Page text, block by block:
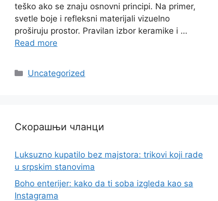
teško ako se znaju osnovni principi. Na primer,
svetle boje i refleksni materijali vizuelno
proširuju prostor. Pravilan izbor keramike i …
Read more
Categories
Uncategorized
Скорашњи чланци
Luksuzno kupatilo bez majstora: trikovi koji rade
u srpskim stanovima
Boho enterijer: kako da ti soba izgleda kao sa
Instagrama